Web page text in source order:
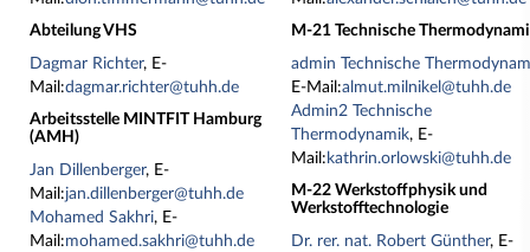
Abteilung VHS
Dagmar Richter, E-
Mail:dagmar.richter@tuhh.de
Arbeitsstelle MINTFIT Hamburg
(AMH)
Jan Dillenberger, E-
Mail:jan.dillenberger@tuhh.de
Mohamed Sakhri, E-
Mail:mohamed.sakhri@tuhh.de
M-21 Technische
admin Technische
E-Mail:almut.milnikel@tuhh.de
Admin2 Technische
Thermodynamik, E-
Mail: kathrin.orlowski@tuhh.de
M-22 Werkstoffphysik und
Werkstofftechnologie
Dr. rer. nat. Robert Günther, E-